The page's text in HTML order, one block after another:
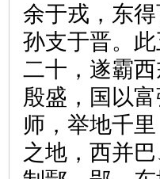
余于戎，东
孙支于晋。
二十，遂霸
殷盛，国以
师，举地千
之地，西并